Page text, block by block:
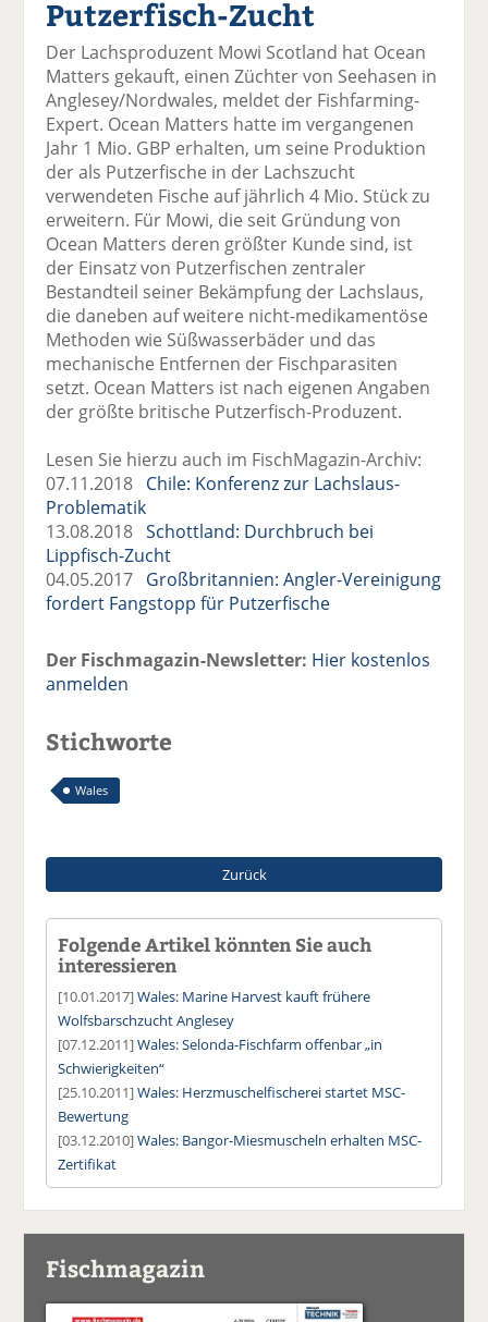
uf
F
ac
e
b
o
o
k
te
il
e
n
wi
tt
er
n
uf
Li
n
k
e
n
te
il
n
er
E
m
ai
l
er
se
n
e
n
ru
ck
Putzerfisch-Zucht
Der Lachsproduzent Mowi Scotland hat Ocean
Matters gekauft, einen Züchter von Seehasen in
Anglesey/Nordwales, meldet der Fishfarming-
Expert. Ocean Matters hatte im vergangenen
Jahr 1 Mio. GBP erhalten, um seine Produktion
der als Putzerfische in der Lachszucht
verwendeten Fische auf jährlich 4 Mio. Stück zu
erweitern. Für Mowi, die seit Gründung von
Ocean Matters deren größter Kunde sind, ist
der Einsatz von Putzerfischen zentraler
Bestandteil seiner Bekämpfung der Lachslaus,
die daneben auf weitere nicht-medikamentöse
Methoden wie Süßwasserbäder und das
mechanische Entfernen der Fischparasiten
setzt. Ocean Matters ist nach eigenen Angaben
der größte britische Putzerfisch-Produzent.
Lesen Sie hierzu auch im FischMagazin-Archiv:
07.11.2018 Chile: Konferenz zur Lachslaus-
Problematik
13.08.2018Schottland: Durchbruch bei
Lippfisch-Zucht
04.05.2017 Großbritannien: Angler-Vereinigung
fordert Fangstopp für Putzerfische
Der Fischmagazin-Newsletter: Hier kostenlos
anmelden
Stichworte
Wales
Zurück
Folgende Artikel könnten Sie auch
interessieren
[10.01.2017]Wales: Marine Harvest kauft frühere
Wolfsbarschzucht Anglesey
[07.12.2011]Wales: Selonda-Fischfarm offenbar „in
Schwierigkeiten“
[25.10.2011]Wales: Herzmuschelfischerei startet MSC-
Bewertung
[03.12.2010]Wales: Bangor-Miesmuscheln erhalten MSC-
Zertifikat
Fischmagazin